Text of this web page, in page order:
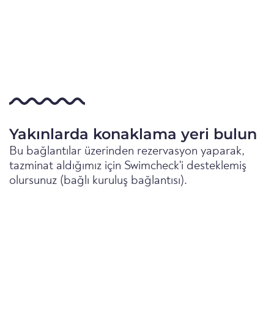
Yakınlarda konaklama yeri bulun
Bu bağlantılar üzerinden rezervasyon yaparak,
tazminat aldığımız için Swimcheck'i desteklemiş
olursunuz (bağlı kuruluş bağlantısı).